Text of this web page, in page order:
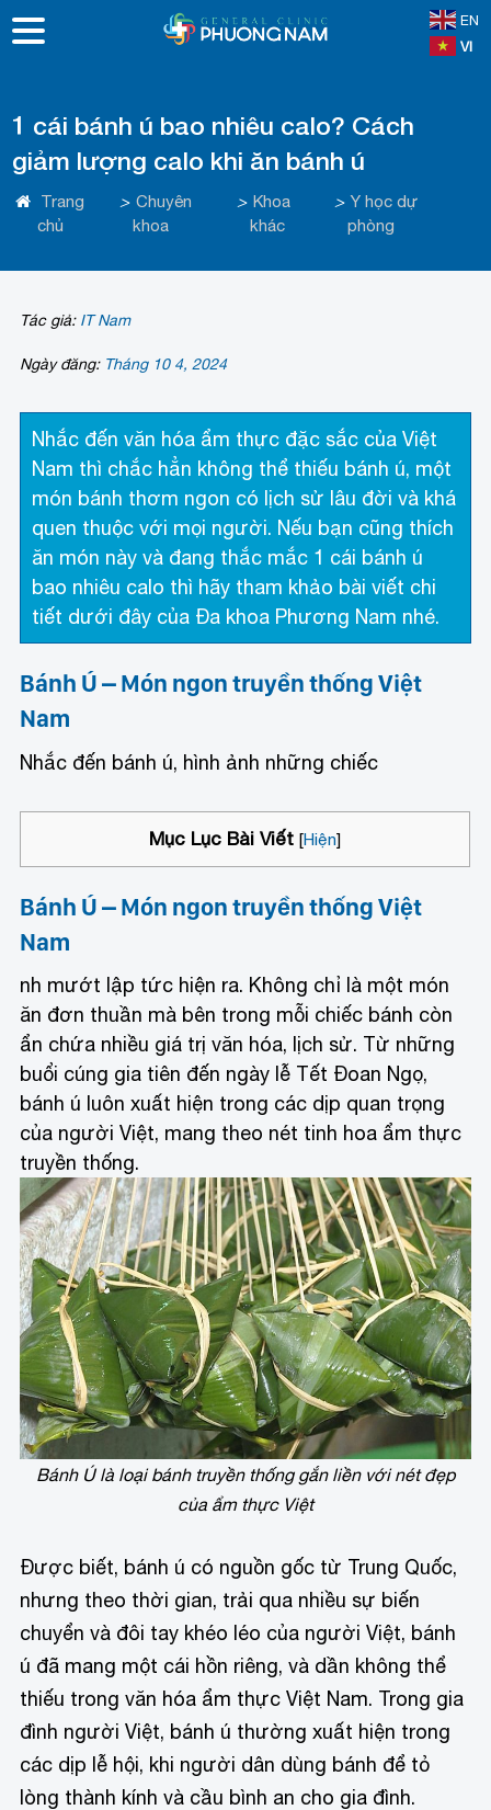
EN
VI
1 cái bánh ú bao nhiêu calo? Cách
giảm lượng calo khi ăn bánh ú
Trang
chủ
> Chuyên
khoa
> Khoa
khác
> Y học dự
phòng
Tác giả: IT Nam
Ngày đăng: Tháng 10 4, 2024
Nhắc đến văn hóa ẩm thực đặc sắc của Việt
Nam thì chắc hẳn không thể thiếu bánh ú, một
món bánh thơm ngon có lịch sử lâu đời và khá
quen thuộc với mọi người. Nếu bạn cũng thích
ăn món này và đang thắc mắc 1 cái bánh ú
bao nhiêu calo thì hãy tham khảo bài viết chi
tiết dưới đây của Đa khoa Phương Nam nhé.
Bánh Ú – Món ngon truyền thống Việt
Nam
Nhắc đến bánh ú, hình ảnh những chiếc
Mục Lục Bài Viết [Hiện]
Bánh Ú – Món ngon truyền thống Việt
Nam
nh mướt lập tức hiện ra. Không chỉ là một món
ăn đơn thuần mà bên trong mỗi chiếc bánh còn
ẩn chứa nhiều giá trị văn hóa, lịch sử. Từ những
buổi cúng gia tiên đến ngày lễ Tết Đoan Ngọ,
bánh ú luôn xuất hiện trong các dịp quan trọng
của người Việt, mang theo nét tinh hoa ẩm thực
truyền thống.
Bánh Ú là loại bánh truyền thống gắn liền với nét đẹp
của ẩm thực Việt
Được biết, bánh ú có nguồn gốc từ Trung Quốc,
nhưng theo thời gian, trải qua nhiều sự biến
chuyển và đôi tay khéo léo của người Việt, bánh
ú đã mang một cái hồn riêng, và dần không thể
thiếu trong văn hóa ẩm thực Việt Nam. Trong gia
đình người Việt, bánh ú thường xuất hiện trong
các dịp lễ hội, khi người dân dùng bánh để tỏ
lòng thành kính và cầu bình an cho gia đình.